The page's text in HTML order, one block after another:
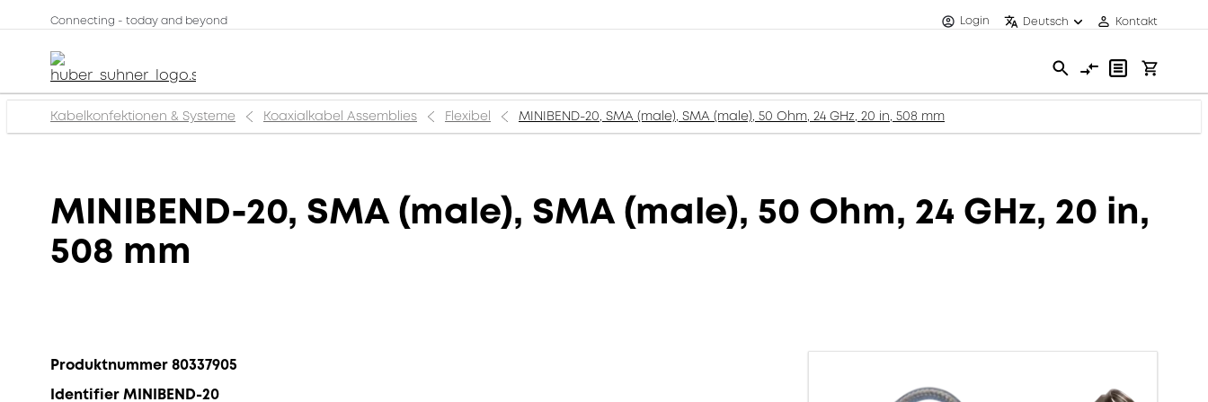
Connecting - today and beyond Login Deutsch Kontakt
Kabelkonfektionen & Systeme Koaxialkabel Assemblies Flexibel MINIBEND-20, SMA (male), SMA (male), 50 Ohm, 24 GHz, 20 in, 508 mm
MINIBEND-20, SMA (male), SMA (male), 50 Ohm, 24 GHz, 20 in,
508 mm
Produktnummer 80337905
Identifier MINIBEND-20